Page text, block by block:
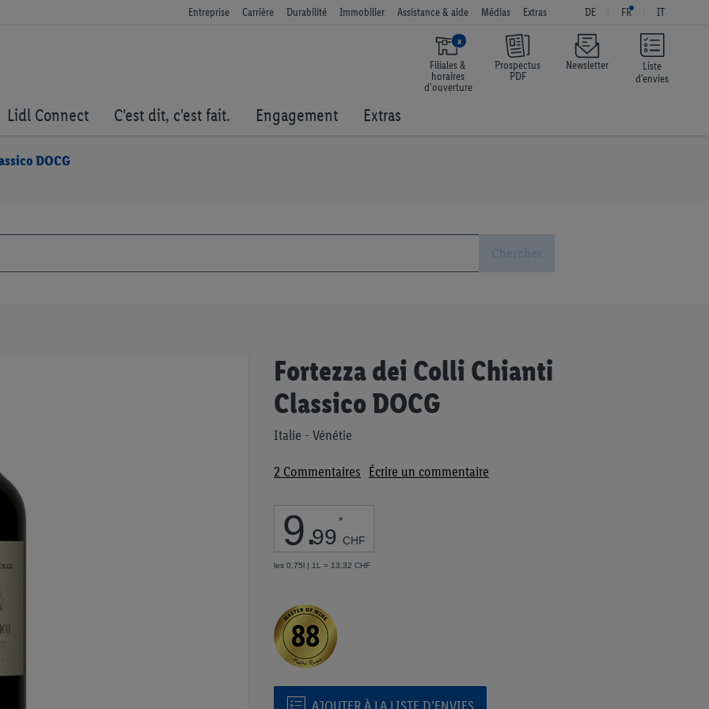
Liste
d’envies
Entreprise Carrière Durabilité Immobilier Assistance & aide Médias Extras DE FR IT
x
Filiales &
horaires
d'ouverture
Prospectus
PDF
Newsletter
Lidl Connect C'est dit, c'est fait. Engagement Extras
DOCG
Fortezza dei Colli Chianti
Classico DOCG
Italie - Vénétie
2 Commentaires Écrire un commentaire
9.99
*
CHF
les 0,75l | 1L = 13,32 CHF
AJOUTER À LA LISTE D’ENVIES
Passer
début
Galerie